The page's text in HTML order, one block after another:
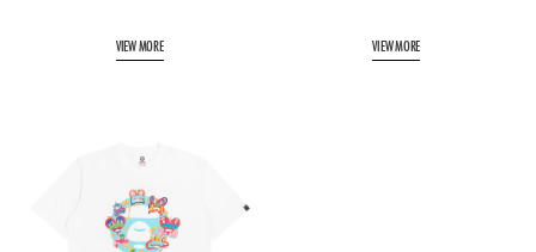
VIEW MORE VIEW MORE